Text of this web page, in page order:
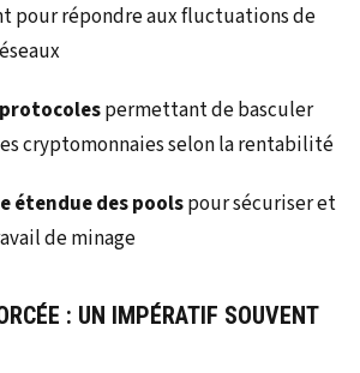
pour répondre aux fluctuations de
permettant de basculer
cryptomonnaies selon la rentabilité
étendue des poolspour sécuriser et
de minage
: UN IMPÉRATIF SOUVENT